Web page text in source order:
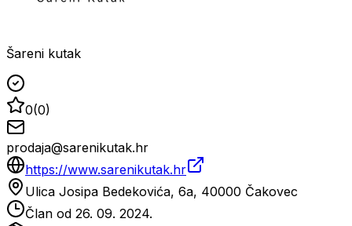
Šareni kutak
0(0)
prodaja@sarenikutak.hr
https://www.sarenikutak.hr
Ulica Josipa Bedekovića, 6a, 40000 Čakovec
Član od 26. 09. 2024.